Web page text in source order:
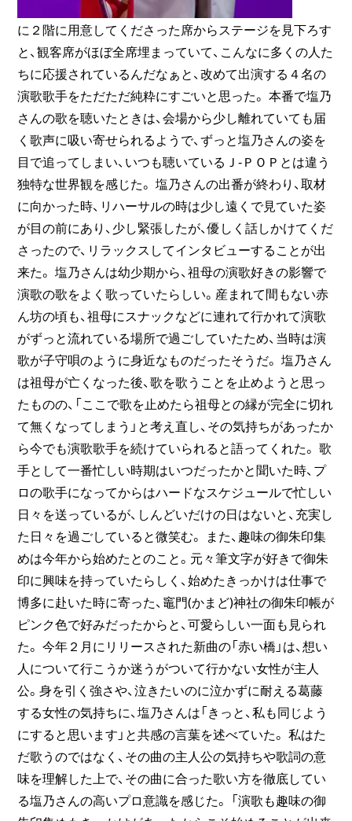
に２階に用意してくださった席からステージを見下ろす
と、観客席がほぼ全席埋まっていて、こんなに多くの人た
ちに応援されているんだなぁと、改めて出演する４名の
演歌歌手をただただ純粋にすごいと思った。 本番で塩乃
さんの歌を聴いたときは、会場から少し離れていても届
く歌声に吸い寄せられるようで、ずっと塩乃さんの姿を
目で追ってしまい、いつも聴いているＪ‐ＰＯＰとは違う
独特な世界観を感じた。 塩乃さんの出番が終わり、取材
に向かった時、リハーサルの時は少し遠くで見ていた姿
が目の前にあり、少し緊張したが、優しく話しかけてくだ
さったので、リラックスしてインタビューすることが出
来た。 塩乃さんは幼少期から、祖母の演歌好きの影響で
演歌の歌をよく歌っていたらしい。産まれて間もない赤
ん坊の頃も、祖母にスナックなどに連れて行かれて演歌
がずっと流れている場所で過ごしていたため、当時は演
歌が子守唄のように身近なものだったそうだ。 塩乃さん
は祖母が亡くなった後、歌を歌うことを止めようと思っ
たものの、「ここで歌を止めたら祖母との縁が完全に切れ
て無くなってしまう」と考え直し、その気持ちがあったか
ら今でも演歌歌手を続けていられると語ってくれた。 歌
手として一番忙しい時期はいつだったかと聞いた時、プ
ロの歌手になってからはハードなスケジュールで忙しい
日々を送っているが、しんどいだけの日はないと、充実し
た日々を過ごしていると微笑む。 また、趣味の御朱印集
めは今年から始めたとのこと。元々筆文字が好きで御朱
印に興味を持っていたらしく、始めたきっかけは仕事で
博多に赴いた時に寄った、竈門(かまど)神社の御朱印帳が
ピンク色で好みだったからと、可愛らしい一面も見られ
た。 今年２月にリリースされた新曲の「赤い橋」は、想い
人について行こうか迷うがついて行かない女性が主人
公。身を引く強さや、泣きたいのに泣かずに耐える葛藤
する女性の気持ちに、塩乃さんは「きっと、私も同じよう
にすると思います」と共感の言葉を述べていた。 私はた
だ歌うのではなく、その曲の主人公の気持ちや歌詞の意
味を理解した上で、その曲に合った歌い方を徹底してい
る塩乃さんの高いプロ意識を感じた。 「演歌も趣味の御